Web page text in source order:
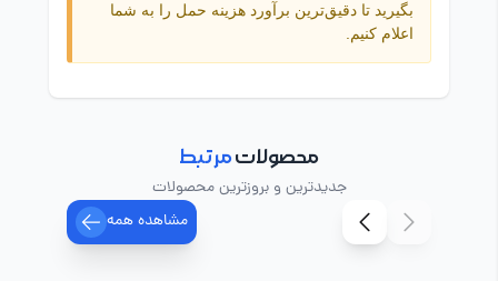
بگیرید تا دقیق‌ترین برآورد هزینه حمل را به شما
اعلام کنیم.
محصولاتمرتبط
جدیدترین و بروزترین محصولات
مشاهده همه